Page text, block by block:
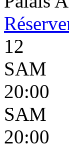
12
SAM
20:00
SAM
20:00